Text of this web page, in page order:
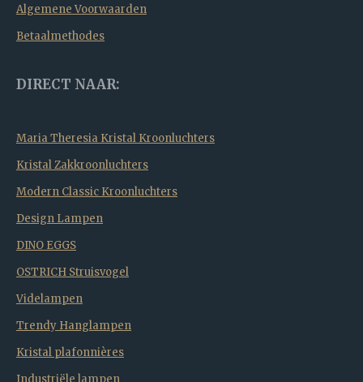
Algemene Voorwaarden
Betaalmethodes
DIRECT NAAR:
Maria Theresia Kristal Kroonluchters
Kristal Zakkroonluchters
Modern Classic Kroonluchters
Design Lampen
DINO EGGS
OSTRICH Struisvogel
Videlampen
Trendy Hanglampen
Kristal plafonnières
Industriële lampen